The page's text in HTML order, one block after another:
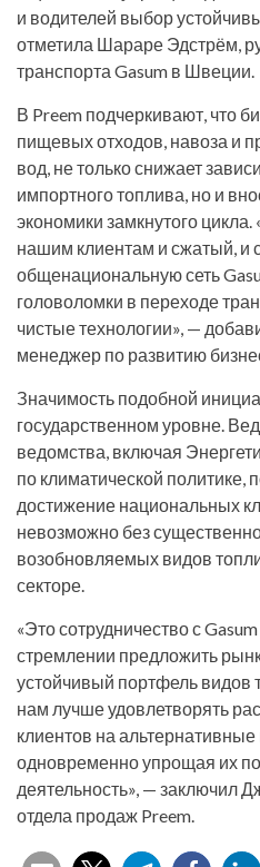
и водителей выбор
отметила Шараре Эдстрём,
транспорта Gasum в Швеции.
В Preem подчеркивают, что
пищевых отходов, навоза и
вод, не только снижает
импортного топлива, но и
экономики замкнутого
нашим клиентам и сжатый, и
общенациональную сеть
головоломки в переходе
чистые технологии», —
менеджер по развитию
Значимость подобной
государственном уровне.
ведомства, включая
по климатической политике,
достижение национальных
невозможно без
возобновляемых видов
секторе.
«Это сотрудничество с
стремлении предложить
устойчивый портфель видов
нам лучше удовлетворять
клиентов на
одновременно упрощая их
деятельность», — заключил
отдела продаж Preem.